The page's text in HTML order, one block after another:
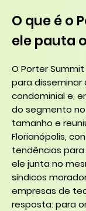
O que é o
ele pauta
O Porter
para
condominial e,
do segmento no
tamanho e
Florianópolis,
tendências
ele junta no
síndicos
empresas de
resposta: para